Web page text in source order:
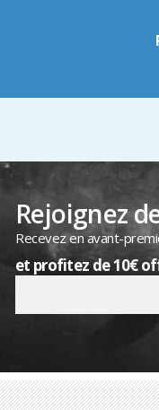
Rejoignez
Recevez en avant-
et profitez de 10€